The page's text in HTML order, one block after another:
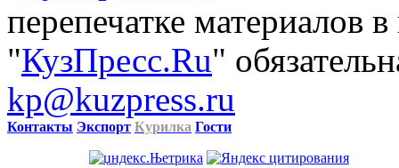
перепечатке материалов
"КузПресс.Ru"
kp@kuzpress.ru
Контакты Экспорт Курилка Гости